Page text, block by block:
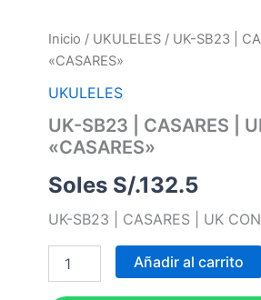
Inicio / UKULELES / UK-SB23 |
«CASARES»
UKULELES
UK-SB23 | CASARES |
«CASARES»
Soles S/.132.5
UK-SB23 | CASARES | UK
UK-
SB23
CASARES
UK
CONCIERTO
PLAYA
cantidad
Añadir al carrito